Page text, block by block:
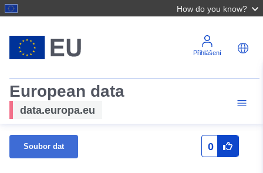
How do you know?
Přihlášení
European data
data.europa.eu
Soubor dat 0